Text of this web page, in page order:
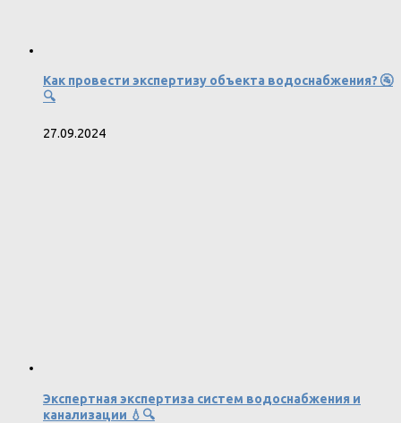
Как провести экспертизу объекта водоснабжения? 🚰
🔍
27.09.2024
Экспертная экспертиза систем водоснабжения и
канализации 💧🔍